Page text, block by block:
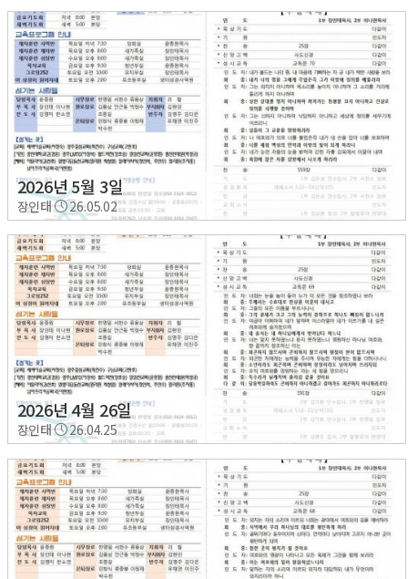
2026년 5월 3일
장인태 26.05.02
2026년 4월 26일
장인태 26.04.25